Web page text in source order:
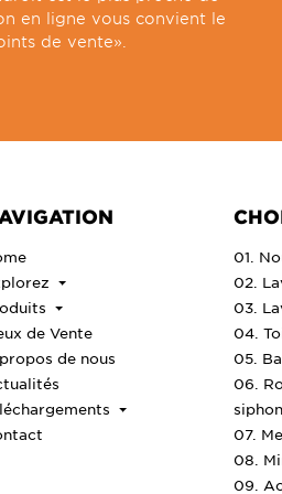
en ligne vous convient le
de vente».
de Vente
de nous
01.
02.
03.
04.
05.
06.
07.
08.
09.